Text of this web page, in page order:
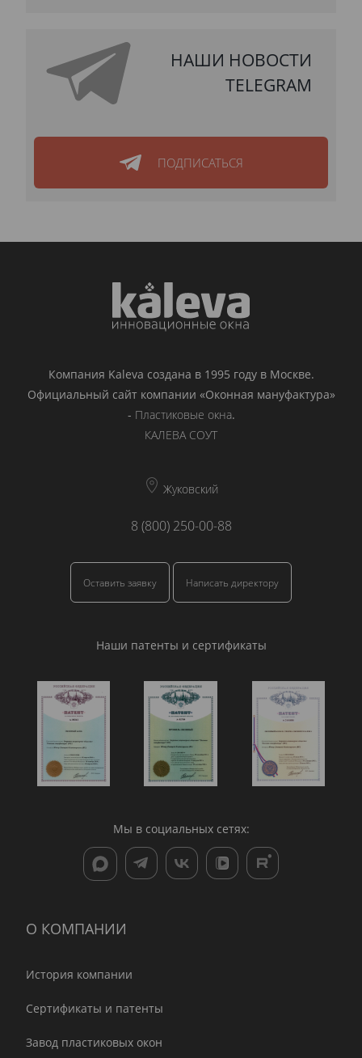
НАШИ НОВОСТИ
TELEGRAM
ПОДПИСАТЬСЯ
Компания Kaleva создана в 1995 году в Москве.
Официальный сайт компании «Оконная мануфактура»
- Пластиковые окна.
КАЛЕВА СОУТ
Жуковский
8 (800) 250-00-88
Оставить заявку Написать директору
Наши патенты и сертификаты
Мы в социальных сетях:
О КОМПАНИИ
История компании
Сертификаты и патенты
Завод пластиковых окон